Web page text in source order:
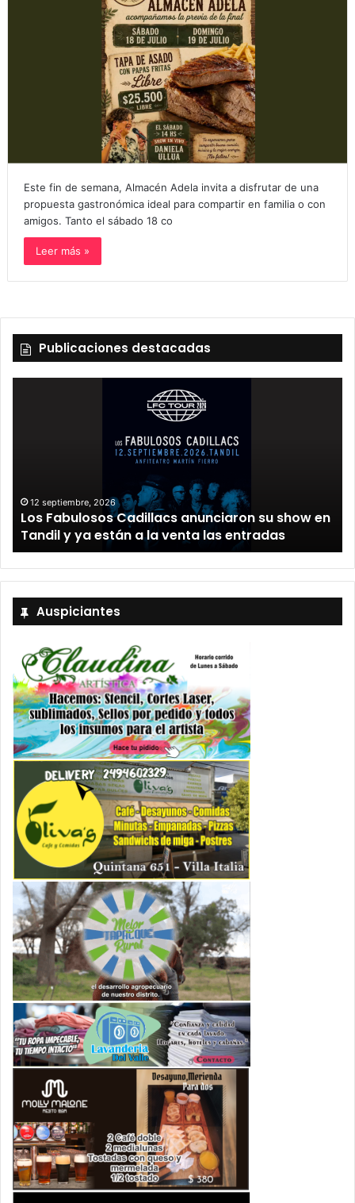
Este fin de semana, Almacén Adela invita a disfrutar de una
propuesta gastronómica ideal para compartir en familia o con
amigos. Tanto el sábado 18 co
Leer más »
Publicaciones destacadas
12 septiembre, 2026
Los Fabulosos Cadillacs anunciaron su show en
Tandil y ya están a la venta las entradas
Auspiciantes